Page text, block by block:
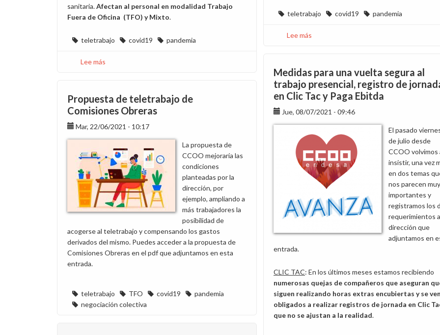
sanitaria.Afectan al personal en modalidad Trabajo
Fuera de Oficina (TFO) y Mixto.
teletrabajo covid19 pandemia
Lee más
sobre
las
medidas
preventivas
por
vuelta
a
centros
de
trabajo
desde
próximo
15
de
teletrabajo covid19 pandemia
Lee más
a
los
sindicatos
el
transitorio
teletrabajo
hasta
que
termine
alerta
sanitaria
Medidas para una vuelta segura al
trabajo presencial, registro de
en Clic Tac y Paga Ebitda
Jue, 08/07/2021 - 09:46
El pasado
de julio desde
CCOO volvimos
insistir, una vez
en dos temas
nos parecen muy
importantes y
registramos los
requerimientos
dirección que
adjuntamos en
entrada.
CLIC TAC: En los últimos meses estamos recibiendo
numerosas quejas de compañeros que aseguran
siguen realizando horas extras encubiertas y se ven
obligados a realizar registros de jornada en Clic
que no se ajustan a la realidad.
Propuesta de teletrabajo de
Comisiones Obreras
Mar, 22/06/2021 - 10:17
La propuesta de
CCOO mejoraría las
condiciones
planteadas por la
dirección, por
ejemplo, ampliando a
más trabajadores la
posibilidad de
acogerse al teletrabajo y compensando los gastos
derivados del mismo. Puedes acceder a la propuesta de
Comisiones Obreras en el pdf que adjuntamos en esta
entrada.
teletrabajo TFO covid19
pandemia
negociación colectiva